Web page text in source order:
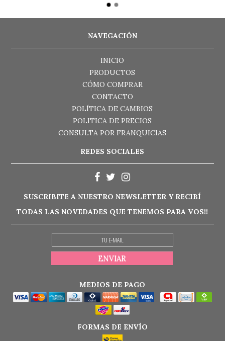
NAVEGACIÓN
INICIO
PRODUCTOS
CÓMO COMPRAR
CONTACTO
POLÍTICA DE CAMBIOS
POLITICA DE PRECIOS
CONSULTA POR FRANQUICIAS
REDES SOCIALES
SUSCRIBITE A NUESTRO NEWSLETTER Y RECIBÍ
TODAS LAS NOVEDADES QUE TENEMOS PARA VOS!!
MEDIOS DE PAGO
FORMAS DE ENVÍO